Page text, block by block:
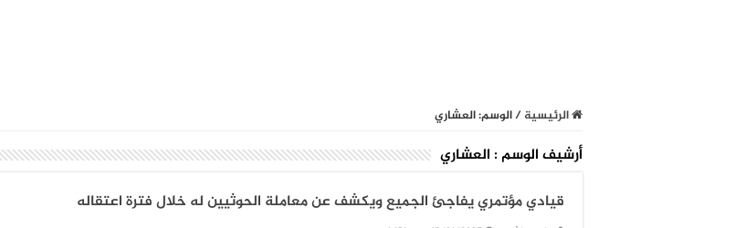
الرئيسية/الوسم:العشاري
أرشيف الوسم : العشاري
قيادي مؤتمري يفاجئ الجميع ويكشف عن معاملة الحوثيين له خلال فترة اعتقاله